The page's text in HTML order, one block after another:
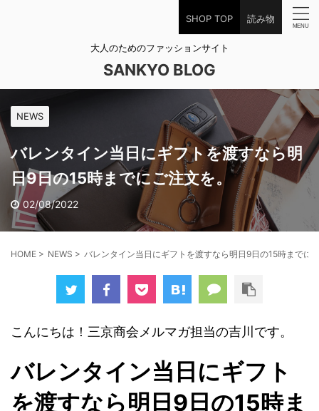
SHOP TOP 読み物
大人のためのファッションサイト
SANKYO BLOG
NEWS
バレンタイン当日にギフトを渡すなら明
日9日の15時までにご注文を。
02/08/2022
HOME > NEWS > バレンタイン当日にギフトを渡すなら明日9日の15時までに
こんにちは！三京商会メルマガ担当の吉川です。
バレンタイン当日にギフト
を渡すなら明日9日の15時ま